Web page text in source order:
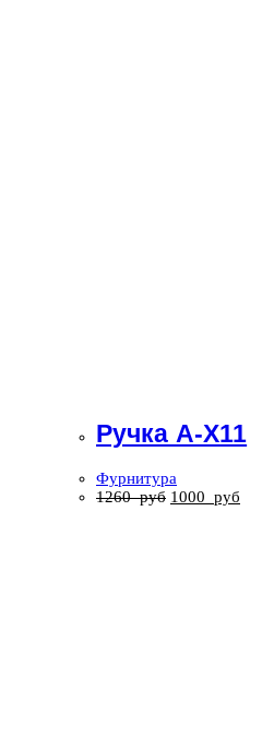
Ручка А-X11
Фурнитура
1260руб 1000 руб